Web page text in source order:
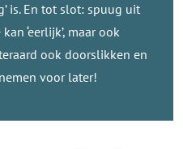
is. En tot slot: spuug uit
‘eerlijk’, maar ook
ook doorslikken en
voor later!